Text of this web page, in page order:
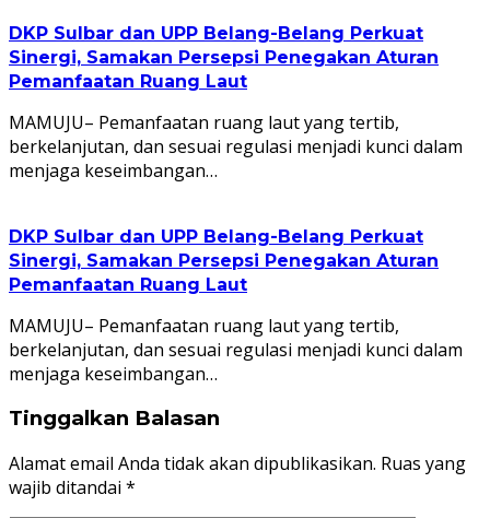
DKP Sulbar dan UPP Belang-Belang Perkuat
Sinergi, Samakan Persepsi Penegakan Aturan
Pemanfaatan Ruang Laut
MAMUJU– Pemanfaatan ruang laut yang tertib,
berkelanjutan, dan sesuai regulasi menjadi kunci dalam
menjaga keseimbangan…
DKP Sulbar dan UPP Belang-Belang Perkuat
Sinergi, Samakan Persepsi Penegakan Aturan
Pemanfaatan Ruang Laut
MAMUJU– Pemanfaatan ruang laut yang tertib,
berkelanjutan, dan sesuai regulasi menjadi kunci dalam
menjaga keseimbangan…
Tinggalkan Balasan
Alamat email Anda tidak akan dipublikasikan. Ruas yang
wajib ditandai *